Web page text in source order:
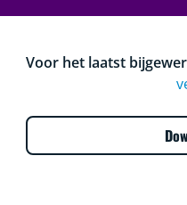
Voor het laatst